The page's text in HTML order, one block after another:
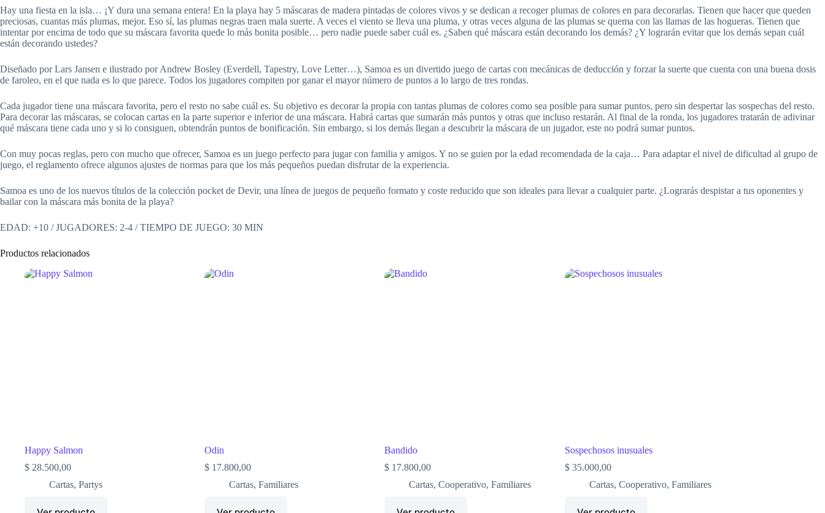
Hay una fiesta en la isla… ¡Y dura una semana entera! En la playa hay 5 máscaras de madera pintadas de colores vivos y se dedican a recoger plumas de colores en para decorarlas. Tienen que hacer que queden
preciosas, cuantas más plumas, mejor. Eso sí, las plumas negras traen mala suerte. A veces el viento se lleva una pluma, y otras veces alguna de las plumas se quema con las llamas de las hogueras. Tienen que
intentar por encima de todo que su máscara favorita quede lo más bonita posible… pero nadie puede saber cuál es. ¿Saben qué máscara están decorando los demás? ¿Y lograrán evitar que los demás sepan cuál
están decorando ustedes?
Diseñado por Lars Jansen e ilustrado por Andrew Bosley (Everdell, Tapestry, Love Letter…), Samoa es un divertido juego de cartas con mecánicas de deducción y forzar la suerte que cuenta con una buena dosis
de faroleo, en el que nada es lo que parece. Todos los jugadores compiten por ganar el mayor número de puntos a lo largo de tres rondas.
Cada jugador tiene una máscara favorita, pero el resto no sabe cuál es. Su objetivo es decorar la propia con tantas plumas de colores como sea posible para sumar puntos, pero sin despertar las sospechas del resto.
Para decorar las máscaras, se colocan cartas en la parte superior e inferior de una máscara. Habrá cartas que sumarán más puntos y otras que incluso restarán. Al final de la ronda, los jugadores tratarán de adivinar
qué máscara tiene cada uno y si lo consiguen, obtendrán puntos de bonificación. Sin embargo, si los demás llegan a descubrir la máscara de un jugador, este no podrá sumar puntos.
Con muy pocas reglas, pero con mucho que ofrecer, Samoa es un juego perfecto para jugar con familia y amigos. Y no se guien por la edad recomendada de la caja… Para adaptar el nivel de dificultad al grupo de
juego, el reglamento ofrece algunos ajustes de normas para que los más pequeños puedan disfrutar de la experiencia.
Samoa es uno de los nuevos títulos de la colección pocket de Devir, una línea de juegos de pequeño formato y coste reducido que son ideales para llevar a cualquier parte. ¿Lograrás despistar a tus oponentes y
bailar con la máscara más bonita de la playa?
EDAD: +10 / JUGADORES: 2-4 / TIEMPO DE JUEGO: 30 MIN
Productos relacionados
Happy Salmon
$ 28.500,00
Cartas, Partys
Odin
$ 17.800,00
Cartas,Familiares
Bandido
$ 17.800,00
Cartas,Cooperativo,Familiares
Sospechosos inusuales
$35.000,00
Cartas, Cooperativo, Familiares